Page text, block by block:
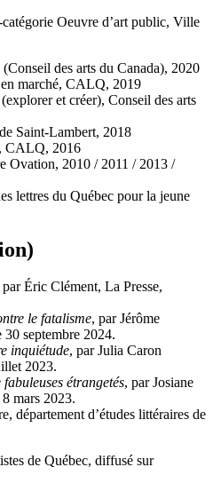
Oeuvre d’art public, Ville
des arts du Canada), 2020
marché, CALQ, 2019
et créer), Conseil des arts
Saint-Lambert, 2018
CALQ, 2016
Ovation, 2010 / 2011 / 2013 /
lettres du Québec pour la jeune
par Éric Clément, La Presse,
le fatalisme, par Jérôme
septembre 2024.
inquiétude, par Julia Caron
2023.
étrangetés, par Josiane
mars 2023.
département d’études littéraires de
de Québec, diffusé sur